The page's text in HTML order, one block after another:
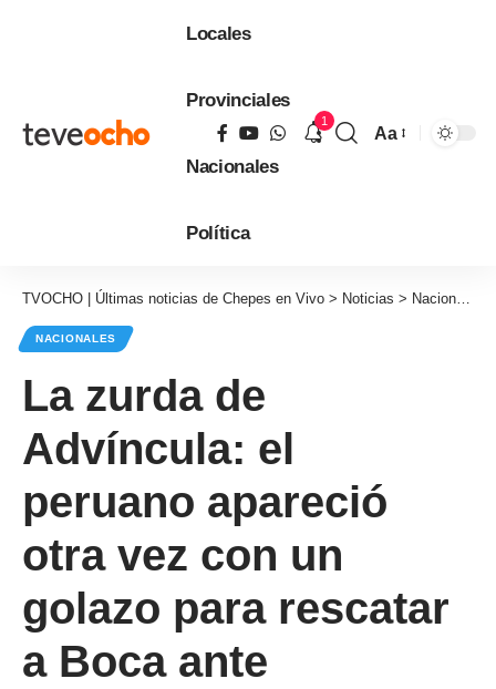
Locales
Provinciales
Nacionales
Política
1
Aa
TVOCHO | Últimas noticias de Chepes en Vivo > Noticias > Nacionales
NACIONALES
La zurda de
Advíncula: el
peruano apareció
otra vez con un
golazo para rescatar
a Boca ante